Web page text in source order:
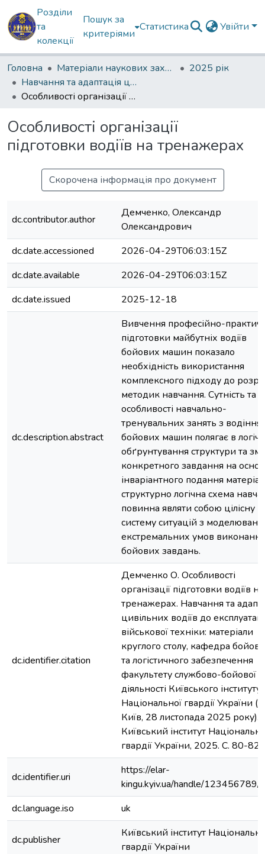
Розділи
та
колекції
Пошук за
критеріями
Статистика Увійти
Головна Матеріали наукових заходів
2025 рік
Навчання та адаптація цивільних водіїв до експлуатації військової техніки
Особливості організації підготовки водіїв на тренажерах
Особливості організації
підготовки водіїв на тренажерах
Скорочена інформація про документ
dc.contributor.author
Демченко, Олександр
Олександрович
dc.date.accessioned
2026-04-29T06:03:15Z
dc.date.available
2026-04-29T06:03:15Z
dc.date.issued
2025-12-18
dc.description.abstract
Вивчення професійно-
підготовки майбутніх водіїв
бойових машин показало
необхідність використання
комплексного підходу до
методик навчання. Сутність та
особливості навчально-
тренувальних занять з водіння
бойових машин полягає в
обґрунтування структури та
конкретного завдання на
інваріантного подання
структурно логічна схема
повинна являти собою цілісну
систему ситуацій з
екстремальних умов виконання
бойових завдань.
dc.identifier.citation
Демченко О. Особливості
організації підготовки водіїв на
тренажерах. Навчання та
цивільних водіїв до
військової техніки: матеріали
круглого столу, кафедра
та логістичного забезпечення
факультету службово-бойової
діяльності Київського інституту
Національної гвардії України
Київ, 28 листопада 2025 року).
Київський інститут
гвардії України, 2025. C. 80-82
dc.identifier.uri
https://elar-
kingu.kyiv.ua/handle/123456789/
dc.language.iso
uk
dc.publisher
Київський інститут
гвардії України